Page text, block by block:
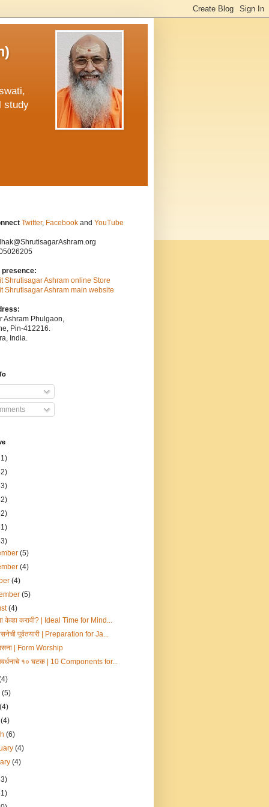
study
Twitter, Facebook and YouTube
presence:
Shrutisagar Ashram online Store
Shrutisagar Ashram main website
Ashram Phulgaon,
Pin-412216.
India.
(5)
(4)
(4)
(5)
(4)
केव्हा करावी? | Ideal Time for Mind...
पूर्वतयारी | Preparation for Ja...
| Form Worship
१० घटक | 10 Components for...
(5)
(4)
(4)
(6)
(4)
(4)